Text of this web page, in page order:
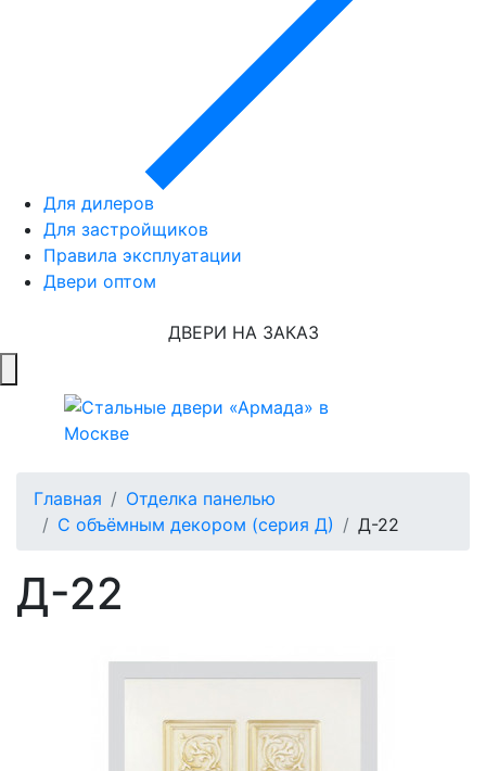
Для дилеров
Для застройщиков
Правила эксплуатации
Двери оптом
ДВЕРИ НА ЗАКАЗ
Главная
Отделка панелью
С объёмным декором (серия Д)
Д-22
Д-22